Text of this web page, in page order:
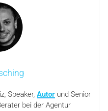
Speaker, Autor und Senior
bei der Agentur